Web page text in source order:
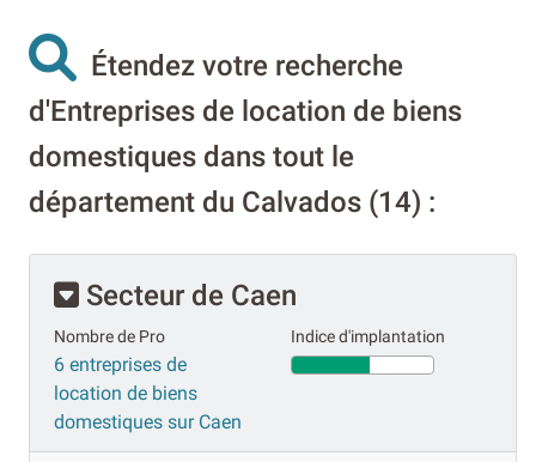
Étendez votre recherche
d'Entreprises de location de biens
domestiques dans tout le
département du Calvados (14) :
Secteur de Caen
Nombre de Pro
6 entreprises de
location de biens
domestiques sur Caen
Indice d'implantation